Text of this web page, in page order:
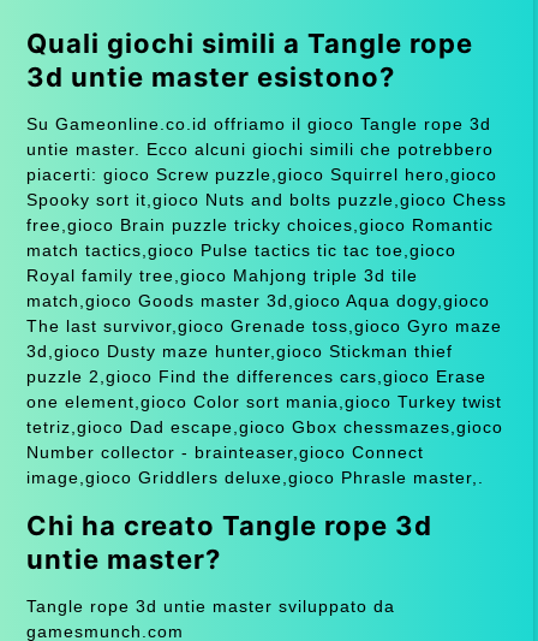
Quali giochi simili a Tangle rope
3d untie master esistono?
Su Gameonline.co.id offriamo il gioco Tangle rope 3d
untie master. Ecco alcuni giochi simili che potrebbero
piacerti: gioco Screw puzzle,gioco Squirrel hero,gioco
Spooky sort it,gioco Nuts and bolts puzzle,gioco Chess
free,gioco Brain puzzle tricky choices,gioco Romantic
match tactics,gioco Pulse tactics tic tac toe,gioco
Royal family tree,gioco Mahjong triple 3d tile
match,gioco Goods master 3d,gioco Aqua dogy,gioco
The last survivor,gioco Grenade toss,gioco Gyro maze
3d,gioco Dusty maze hunter,gioco Stickman thief
puzzle 2,gioco Find the differences cars,gioco Erase
one element,gioco Color sort mania,gioco Turkey twist
tetriz,gioco Dad escape,gioco Gbox chessmazes,gioco
Number collector - brainteaser,gioco Connect
image,gioco Griddlers deluxe,gioco Phrasle master,.
Chi ha creato Tangle rope 3d
untie master?
Tangle rope 3d untie master sviluppato da
gamesmunch.com